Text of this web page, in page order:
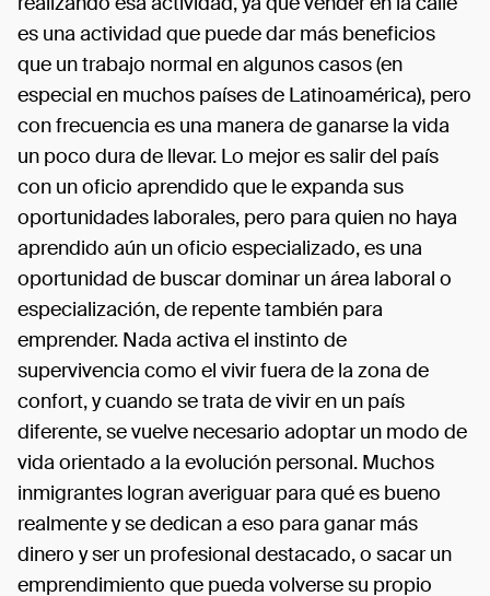
es una actividad que puede dar más beneficios
que un trabajo normal en algunos casos (en
especial en muchos países de Latinoamérica), pero
con frecuencia es una manera de ganarse la vida
un poco dura de llevar. Lo mejor es salir del país
con un oficio aprendido que le expanda sus
oportunidades laborales, pero para quien no haya
aprendido aún un oficio especializado, es una
oportunidad de buscar dominar un área laboral o
especialización, de repente también para
emprender. Nada activa el instinto de
supervivencia como el vivir fuera de la zona de
confort, y cuando se trata de vivir en un país
diferente, se vuelve necesario adoptar un modo de
vida orientado a la evolución personal. Muchos
inmigrantes logran averiguar para qué es bueno
realmente y se dedican a eso para ganar más
dinero y ser un profesional destacado, o sacar un
emprendimiento que pueda volverse su propio